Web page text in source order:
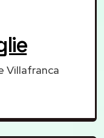
Villafranca